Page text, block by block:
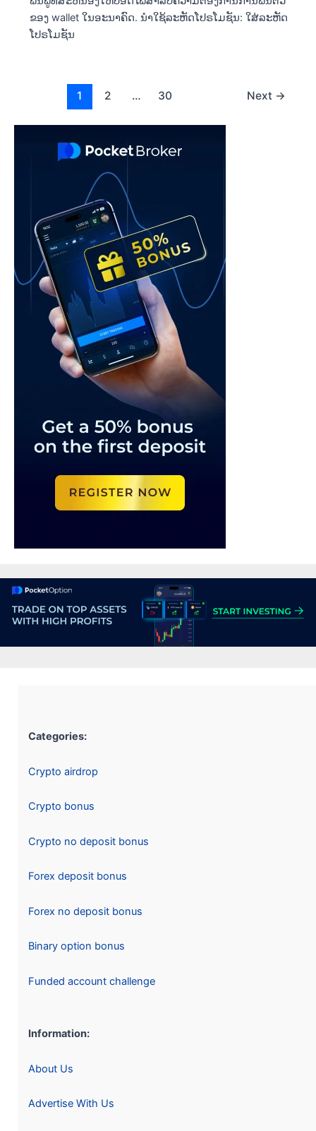
ຂອງ wallet ໃນອະນາຄົດ. ນຳໃຊ້ລະຫັດໂປຣໂມຊັນ: ໃສ່ລະຫັດ
ໂປຣໂມຊັນ
1 2 … 30 Next →
Categories:
Crypto airdrop
Crypto bonus
Crypto no deposit bonus
Forex deposit bonus
Forex no deposit bonus
Binary option bonus
Funded account challenge
Information:
About Us
Advertise With Us